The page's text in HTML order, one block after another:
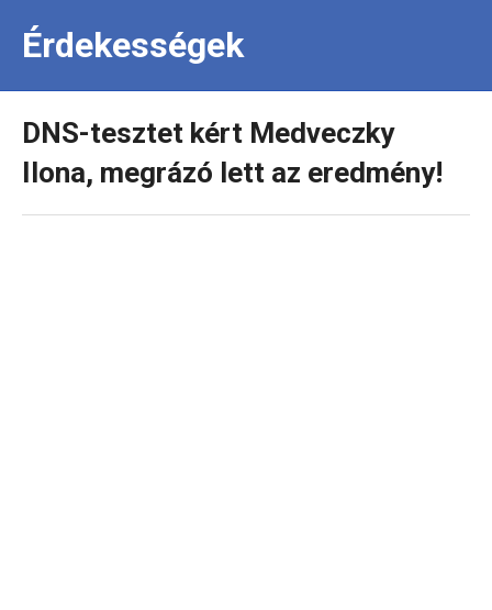
Érdekességek
DNS-tesztet kért Medveczky
Ilona, megrázó lett az eredmény!